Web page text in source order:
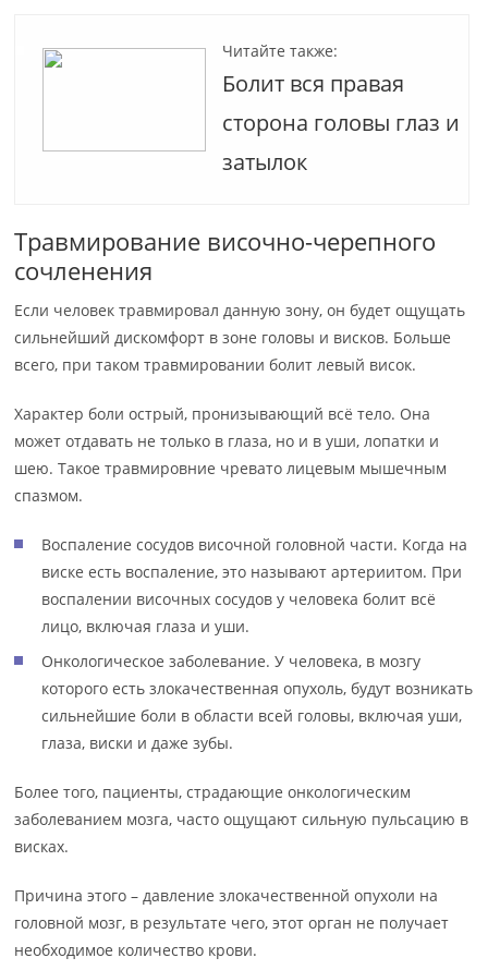
Читайте также:
Болит вся правая
сторона головы глаз и
затылок
Травмирование височно-черепного
сочленения
Если человек травмировал данную зону, он будет ощущать
сильнейший дискомфорт в зоне головы и висков. Больше
всего, при таком травмировании болит левый висок.
Характер боли острый, пронизывающий всё тело. Она
может отдавать не только в глаза, но и в уши, лопатки и
шею. Такое травмировние чревато лицевым мышечным
спазмом.
Воспаление сосудов височной головной части. Когда на
виске есть воспаление, это называют артериитом. При
воспалении височных сосудов у человека болит всё
лицо, включая глаза и уши.
Онкологическое заболевание. У человека, в мозгу
которого есть злокачественная опухоль, будут возникать
сильнейшие боли в области всей головы, включая уши,
глаза, виски и даже зубы.
Более того, пациенты, страдающие онкологическим
заболеванием мозга, часто ощущают сильную пульсацию в
висках.
Причина этого – давление злокачественной опухоли на
головной мозг, в результате чего, этот орган не получает
необходимое количество крови.